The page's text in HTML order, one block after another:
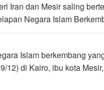
Iran dan Mesir saling
Negara Islam
Islam berkembang
12) di Kairo, ibu kota